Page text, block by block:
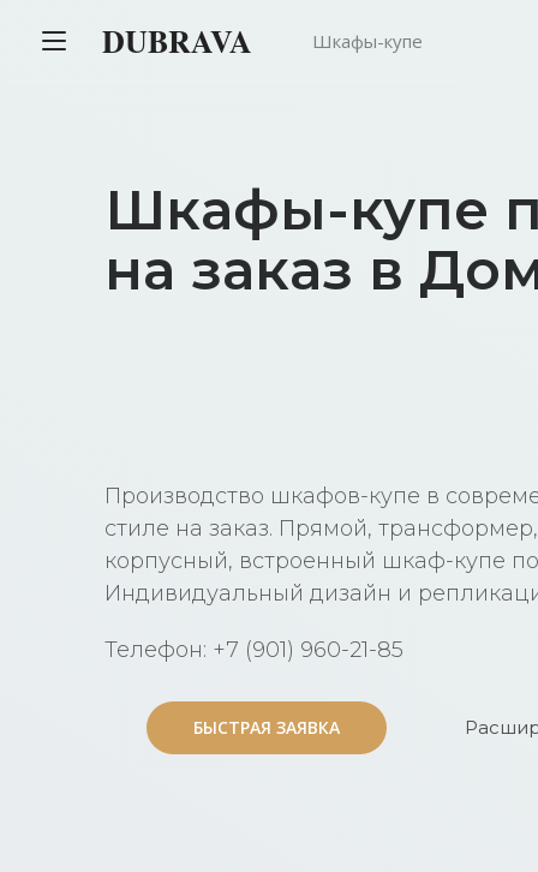
Шкафы-купе
на заказ в
Производство шкафов-купе в
стиле на заказ. Прямой,
корпусный, встроенный шкаф-купе
Индивидуальный дизайн и
Телефон: +7 (901) 960-21-85
БЫСТРАЯ ЗАЯВКА
БЫСТРАЯ ЗАЯВКА
DUBRAVA Шкафы-купе